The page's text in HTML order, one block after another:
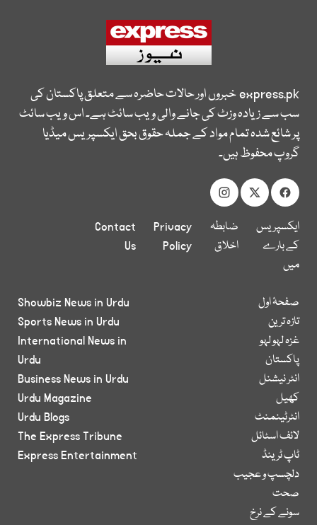
express.pkخبروں اور حالات حاضرہ سے متعلق پاکستان کی
سب سے زیادہ وزٹ کی جانے والی ویب سائٹ ہے۔ اس ویب سائٹ
پر شائع شدہ تمام مواد کے جملہ حقوق بحق ایکسپریس میڈیا
گروپ محفوظ ہیں۔
ایکسپریس
کے بارے
میں
ضابطہ
اخلاق
Privacy
Policy
Contact
Us
صفحۂ اول
تازہ ترین
غزہ لہو لہو
پاکستان
انٹر نیشنل
کھیل
انٹرٹینمنٹ
لائف اسٹائل
ٹاپ ٹرینڈ
دلچسپ و عجیب
صحت
سونے کے نرخ
Showbiz News in Urdu
Sports News in Urdu
International News in
Urdu
Business News in Urdu
Urdu Magazine
Urdu Blogs
The Express Tribune
Express Entertainment